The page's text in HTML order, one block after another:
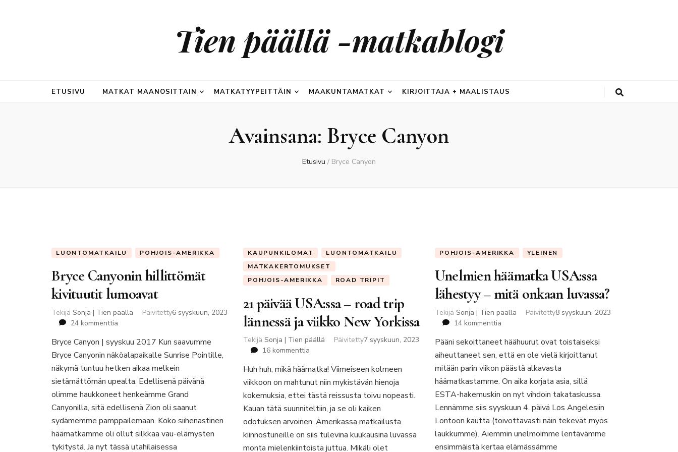
Tien päällä -matkablogi
ETUSIVU MATKAT MAANOSITTAIN MATKATYYPEITTÄIN MAAKUNTAMATKAT KIRJOITTAJA + MAALISTAUS
Avainsana: Bryce Canyon
Etusivu / Bryce Canyon
LUONTOMATKAILU POHJOIS-AMERIKKA
Bryce Canyonin hillittömät
kivituutit lumoavat
Tekijä Sonja | Tien päällä Päivitetty6 syyskuun, 2023
24 kommenttia
Canyonin
hillittömät
kivituutit
Bryce Canyon | syyskuu 2017 Kun saavumme
Bryce Canyonin näköalapaikalle Sunrise Pointille,
näkymä tuntuu hetken aikaa melkein
sietämättömän upealta. Edellisenä päivänä
olimme haukkoneet henkeämme Grand
Canyonilla, sitä edellisenä Zion oli saanut
sydämemme pamppailemaan. Koko siihenastinen
häämatkamme oli ollut silkkaa vau-elämysten
tykitystä. Ja nyt tässä utahilaisessa
KAUPUNKILOMAT
LUONTOMATKAILU
MATKAKERTOMUKSET
POHJOIS-AMERIKKA
ROAD TRIPIT
21 päivää USA:ssa – road trip
lännessä ja viikko New Yorkissa
Tekijä Sonja | Tien päällä Päivitetty7 syyskuun, 2023
16 kommenttiaartikkeliin
päivää
USA:ssa
–
trip
lännessä
ja
viikko
Huh huh, mikä häämatka! Viimeiseen kolmeen
viikkoon on mahtunut niin mykistävän hienoja
kokemuksia, ettei tästä reissusta toivu nopeasti.
Kauan tätä suunniteltiin, ja se oli kaiken
odotuksen arvoinen. Amerikassa matkailusta
kiinnostuneille on siis tulevina kuukausina luvassa
monta mielenkiintoista juttua. Mikäli olet
POHJOIS-AMERIKKA YLEINEN
Unelmien häämatka USA:ssa
lähestyy – mitä onkaan luvassa?
Tekijä Sonja | Tien päällä Päivitetty8 syyskuun, 2023
14 kommenttiaartikkeliin
häämatka
USA:ssa
lähestyy
–
mitä
onkaan
luvassa?
Pääni sekoittaneet häähuurut ovat toistaiseksi
aiheuttaneet sen, että en ole vielä kirjoittanut
mitään parin viikon päästä alkavasta
häämatkastamme. On aika korjata asia, sillä
ESTA-hakemuskin on nyt vihdoin takataskussa.
Lennämme siis syyskuun 4. päivä Los Angelesiin
Lontoon kautta (toivottavasti näin tekevät myös
laukkumme). Aiemmin unelmoimme lentävämme
ensimmäistä kertaa elämässämme